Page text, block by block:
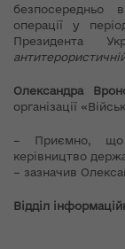
безпосередньо
операції у
Президента
Олександра
організації
– Приємно, що
керівництво
– зазначив
Відділ